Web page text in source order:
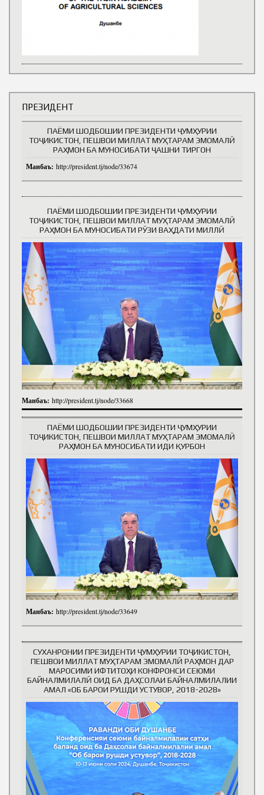
ПРЕЗИДЕНТ
ПАЁМИ ШОДБОШИИ ПРЕЗИДЕНТИ ҶУМҲУРИИ
ТОҶИКИСТОН, ПЕШВОИ МИЛЛАТ МУҲТАРАМ ЭМОМАЛӢ
РАҲМОН БА МУНОСИБАТИ ҶАШНИ ТИРГОН
Манбаъ: http://president.tj/node/33674
ПАЁМИ ШОДБОШИИ ПРЕЗИДЕНТИ ҶУМҲУРИИ
ТОҶИКИСТОН, ПЕШВОИ МИЛЛАТ МУҲТАРАМ ЭМОМАЛӢ
РАҲМОН БА МУНОСИБАТИ РӮЗИ ВАҲДАТИ МИЛЛӢ
Манбаъ: http://president.tj/node/33668
ПАЁМИ ШОДБОШИИ ПРЕЗИДЕНТИ ҶУМҲУРИИ
ТОҶИКИСТОН, ПЕШВОИ МИЛЛАТ МУҲТАРАМ ЭМОМАЛӢ
РАҲМОН БА МУНОСИБАТИ ИДИ ҚУРБОН
Манбаъ: http://president.tj/node/33649
СУХАНРОНИИ ПРЕЗИДЕНТИ ҶУМҲУРИИ ТОҶИКИСТОН,
ПЕШВОИ МИЛЛАТ МУҲТАРАМ ЭМОМАЛӢ РАҲМОН ДАР
МАРОСИМИ ИФТИТОҲИ КОНФРОНСИ СЕЮМИ
БАЙНАЛМИЛАЛӢ ОИД БА ДАҲСОЛАИ БАЙНАЛМИЛАЛИИ
АМАЛ «ОБ БАРОИ РУШДИ УСТУВОР, 2018-2028»